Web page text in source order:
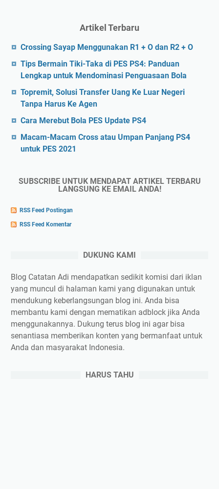
Artikel Terbaru
Crossing Sayap Menggunakan R1 + O dan R2 + O
Tips Bermain Tiki-Taka di PES PS4: Panduan
Lengkap untuk Mendominasi Penguasaan Bola
Topremit, Solusi Transfer Uang Ke Luar Negeri
Tanpa Harus Ke Agen
Cara Merebut Bola PES Update PS4
Macam-Macam Cross atau Umpan Panjang PS4
untuk PES 2021
SUBSCRIBE UNTUK MENDAPAT ARTIKEL TERBARU
LANGSUNG KE EMAIL ANDA!
RSS Feed Postingan
RSS Feed Komentar
DUKUNG KAMI
Blog Catatan Adi mendapatkan sedikit komisi dari iklan
yang muncul di halaman kami yang digunakan untuk
mendukung keberlangsungan blog ini. Anda bisa
membantu kami dengan mematikan adblock jika Anda
menggunakannya. Dukung terus blog ini agar bisa
senantiasa memberikan konten yang bermanfaat untuk
Anda dan masyarakat Indonesia.
HARUS TAHU